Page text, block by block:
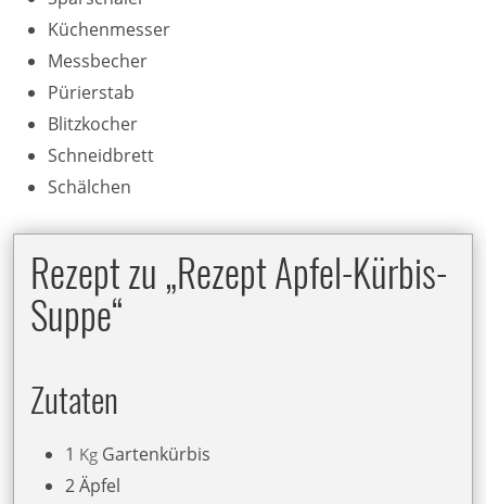
Küchenmesser
Messbecher
Pürierstab
Blitzkocher
Schneidbrett
Schälchen
Rezept zu „Rezept Apfel-Kürbis-
Suppe“
Zutaten
1 Kg Gartenkürbis
2Äpfel